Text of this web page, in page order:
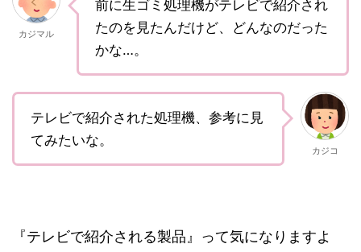
カジマル
前に生ゴミ処理機がテレビで紹介され
たのを見たんだけど、どんなのだった
かな…。
テレビで紹介された処理機、参考に見
てみたいな。
カジコ
『テレビで紹介される製品』って気になりますよ